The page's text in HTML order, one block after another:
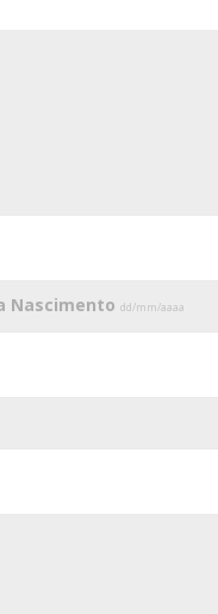
Nascimento dd/mm/aaaa